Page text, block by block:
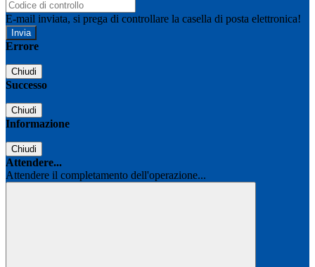
E-mail inviata, si prega di controllare la casella di posta elettronica!
Errore
Chiudi
Successo
Chiudi
Informazione
Chiudi
Attendere...
Attendere il completamento dell'operazione...